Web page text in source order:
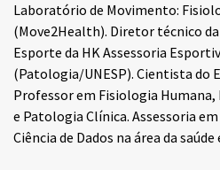
Laboratório de Movimento:
(Move2Health). Diretor técnico
Esporte da HK Assessoria
(Patologia/UNESP). Cientista do
Professor em Fisiologia
e Patologia Clínica. Assessoria
Ciência de Dados na área da